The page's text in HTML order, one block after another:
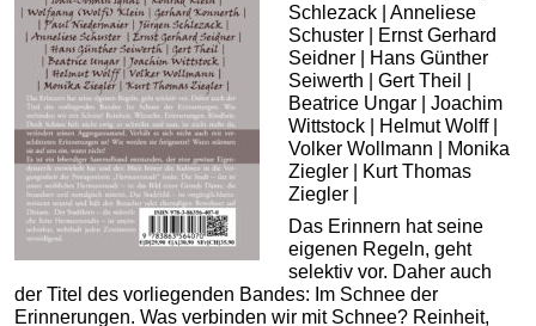
Schlezack | Anneliese
Schuster | Ernst Gerhard
Seidner | Hans Günther
Seiwerth | Gert Theil |
Beatrice Ungar | Joachim
Wittstock | Helmut Wolff |
Volker Wollmann | Monika
Ziegler | Kurt Thomas
Ziegler |
Das Erinnern hat seine
eigenen Regeln, geht
selektiv vor. Daher auch
der Titel des vorliegenden Bandes: Im Schnee der
Erinnerungen. Was verbinden wir mit Schnee? Reinheit,